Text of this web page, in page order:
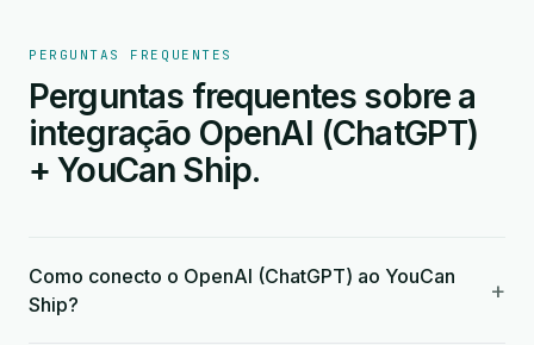
PERGUNTAS FREQUENTES
Perguntas frequentes sobre a
integração OpenAI (ChatGPT)
+ YouCan Ship.
Como conecto o OpenAI (ChatGPT) ao YouCan
Ship?
+